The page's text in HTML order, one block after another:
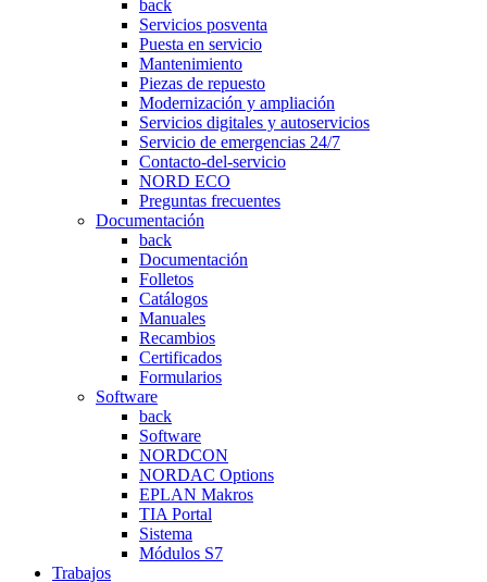
back
Servicios posventa
Puesta en servicio
Mantenimiento
Piezas de repuesto
Modernización y ampliación
Servicios digitales y autoservicios
Servicio de emergencias 24/7
Contacto-del-servicio
NORD ECO
Preguntas frecuentes
Documentación
back
Documentación
Folletos
Catálogos
Manuales
Recambios
Certificados
Formularios
Software
back
Software
NORDCON
NORDAC Options
EPLAN Makros
TIA Portal
Sistema
Módulos S7
Trabajos